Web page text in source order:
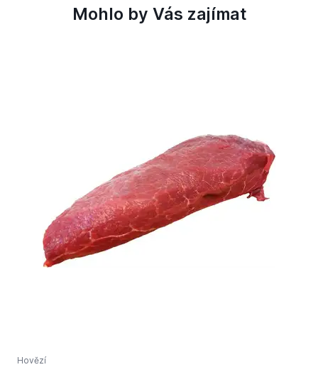
Mohlo by Vás zajímat
Hovězí